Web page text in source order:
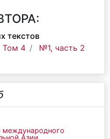
текстов
Том 4
№1, часть 2
международного
Азии